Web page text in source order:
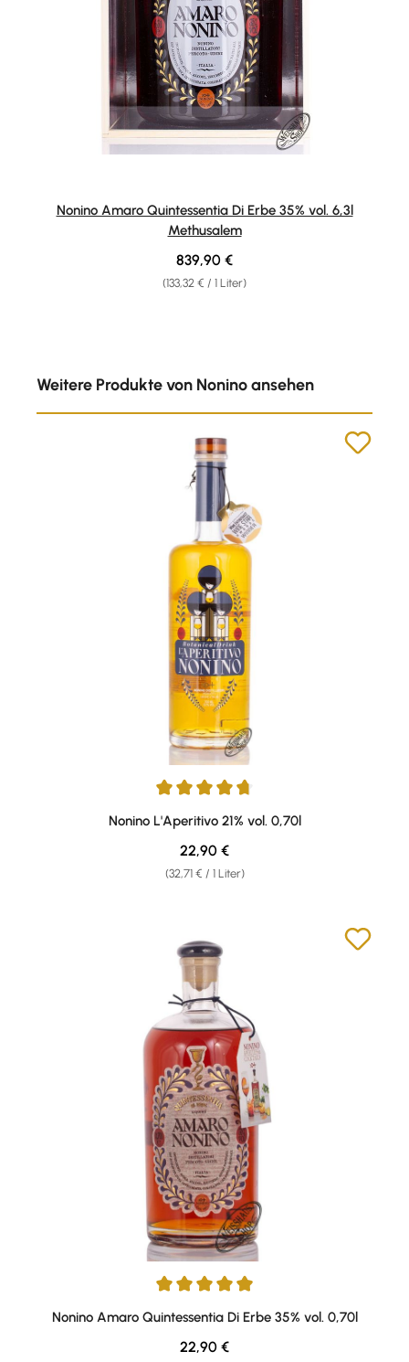
Nonino Amaro Quintessentia Di Erbe 35% vol. 6,3l
Methusalem
(133,32 € / 1 Liter)
Regulärer Preis:
839,90 €
Weitere Produkte von Nonino ansehen
Durchschnittliche Bewertung von 4.79 von 5 Sternen
Nonino L'Aperitivo 21% vol. 0,70l
(32,71 € / 1 Liter)
Regulärer Preis:
22,90 €
Durchschnittliche Bewertung von 4.94 von 5 Sternen
Nonino Amaro Quintessentia Di Erbe 35% vol. 0,70l
Regulärer Preis:
22,90 €